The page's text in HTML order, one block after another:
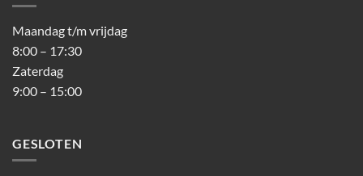
Maandag t/m vrijdag
8:00 – 17:30
Zaterdag
9:00 – 15:00
GESLOTEN